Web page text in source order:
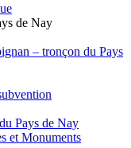
de Nay
– tronçon du Pays
Pays de Nay
et Monuments